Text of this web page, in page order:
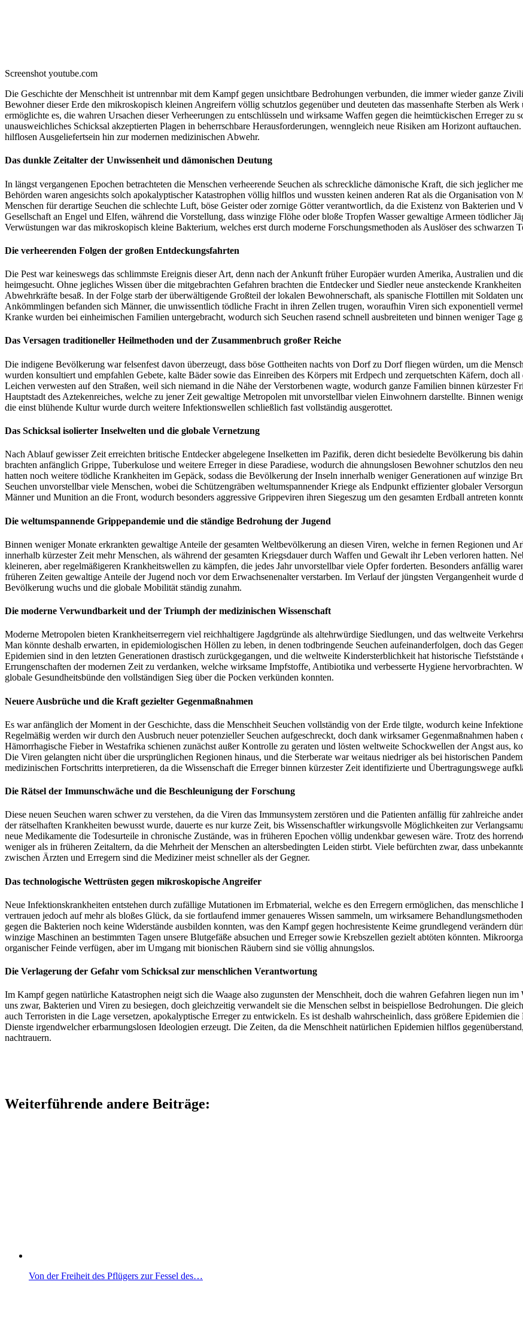
Screenshot youtube.com
Die Geschichte der Menschheit ist untrennbar mit dem Kampf gegen unsichtbare Bedrohungen verbunden, die immer wieder ganze
Bewohner dieser Erde den mikroskopisch kleinen Angreifern völlig schutzlos gegenüber und deuteten das massenhafte Sterben als
ermöglichte es, die wahren Ursachen dieser Verheerungen zu entschlüsseln und wirksame Waffen gegen die heimtückischen Erreger zu
unausweichliches Schicksal akzeptierten Plagen in beherrschbare Herausforderungen, wenngleich neue Risiken am Horizont
hilflosen Ausgeliefertsein hin zur modernen medizinischen Abwehr.
Das dunkle Zeitalter der Unwissenheit und dämonischen Deutung
In längst vergangenen Epochen betrachteten die Menschen verheerende Seuchen als schreckliche dämonische Kraft, die sich jeglicher
Behörden waren angesichts solch apokalyptischer Katastrophen völlig hilflos und wussten keinen anderen Rat als die Organisation von
Menschen für derartige Seuchen die schlechte Luft, böse Geister oder zornige Götter verantwortlich, da die Existenz von Bakterien
Gesellschaft an Engel und Elfen, während die Vorstellung, dass winzige Flöhe oder bloße Tropfen Wasser gewaltige Armeen tödlicher
Verwüstungen war das mikroskopisch kleine Bakterium, welches erst durch moderne Forschungsmethoden als Auslöser des schwarzen
Die verheerenden Folgen der großen Entdeckungsfahrten
Die Pest war keineswegs das schlimmste Ereignis dieser Art, denn nach der Ankunft früher Europäer wurden Amerika, Australien und
heimgesucht. Ohne jegliches Wissen über die mitgebrachten Gefahren brachten die Entdecker und Siedler neue ansteckende
Abwehrkräfte besaß. In der Folge starb der überwältigende Großteil der lokalen Bewohnerschaft, als spanische Flottillen mit Soldaten
Ankömmlingen befanden sich Männer, die unwissentlich tödliche Fracht in ihren Zellen trugen, woraufhin Viren sich exponentiell
Kranke wurden bei einheimischen Familien untergebracht, wodurch sich Seuchen rasend schnell ausbreiteten und binnen weniger Tage
Das Versagen traditioneller Heilmethoden und der Zusammenbruch großer Reiche
Die indigene Bevölkerung war felsenfest davon überzeugt, dass böse Gottheiten nachts von Dorf zu Dorf fliegen würden, um die
wurden konsultiert und empfahlen Gebete, kalte Bäder sowie das Einreiben des Körpers mit Erdpech und zerquetschten Käfern, doch
Leichen verwesten auf den Straßen, weil sich niemand in die Nähe der Verstorbenen wagte, wodurch ganze Familien binnen kürzester
Hauptstadt des Aztekenreiches, welche zu jener Zeit gewaltige Metropolen mit unvorstellbar vielen Einwohnern darstellte. Binnen
die einst blühende Kultur wurde durch weitere Infektionswellen schließlich fast vollständig ausgerottet.
Das Schicksal isolierter Inselwelten und die globale Vernetzung
Nach Ablauf gewisser Zeit erreichten britische Entdecker abgelegene Inselketten im Pazifik, deren dicht besiedelte Bevölkerung bis
brachten anfänglich Grippe, Tuberkulose und weitere Erreger in diese Paradiese, wodurch die ahnungslosen Bewohner schutzlos den
hatten noch weitere tödliche Krankheiten im Gepäck, sodass die Bevölkerung der Inseln innerhalb weniger Generationen auf winzige
Seuchen unvorstellbar viele Menschen, wobei die Schützengräben weltumspannender Kriege als Endpunkt effizienter globaler
Männer und Munition an die Front, wodurch besonders aggressive Grippeviren ihren Siegeszug um den gesamten Erdball antreten
Die weltumspannende Grippepandemie und die ständige Bedrohung der Jugend
Binnen weniger Monate erkrankten gewaltige Anteile der gesamten Weltbevölkerung an diesen Viren, welche in fernen Regionen und
innerhalb kürzester Zeit mehr Menschen, als während der gesamten Kriegsdauer durch Waffen und Gewalt ihr Leben verloren hatten.
kleineren, aber regelmäßigeren Krankheitswellen zu kämpfen, die jedes Jahr unvorstellbar viele Opfer forderten. Besonders anfällig
früheren Zeiten gewaltige Anteile der Jugend noch vor dem Erwachsenenalter verstarben. Im Verlauf der jüngsten Vergangenheit
Bevölkerung wuchs und die globale Mobilität ständig zunahm.
Die moderne Verwundbarkeit und der Triumph der medizinischen Wissenschaft
Moderne Metropolen bieten Krankheitserregern viel reichhaltigere Jagdgründe als altehrwürdige Siedlungen, und das weltweite
Man könnte deshalb erwarten, in epidemiologischen Höllen zu leben, in denen todbringende Seuchen aufeinanderfolgen, doch das
Epidemien sind in den letzten Generationen drastisch zurückgegangen, und die weltweite Kindersterblichkeit hat historische
Errungenschaften der modernen Zeit zu verdanken, welche wirksame Impfstoffe, Antibiotika und verbesserte Hygiene hervorbrachten.
globale Gesundheitsbünde den vollständigen Sieg über die Pocken verkünden konnten.
Neuere Ausbrüche und die Kraft gezielter Gegenmaßnahmen
Es war anfänglich der Moment in der Geschichte, dass die Menschheit Seuchen vollständig von der Erde tilgte, wodurch keine
Regelmäßig werden wir durch den Ausbruch neuer potenzieller Seuchen aufgeschreckt, doch dank wirksamer Gegenmaßnahmen
Hämorrhagische Fieber in Westafrika schienen zunächst außer Kontrolle zu geraten und lösten weltweite Schockwellen der Angst aus,
Die Viren gelangten nicht über die ursprünglichen Regionen hinaus, und die Sterberate war weitaus niedriger als bei historischen
medizinischen Fortschritts interpretieren, da die Wissenschaft die Erreger binnen kürzester Zeit identifizierte und Übertragungswege
Die Rätsel der Immunschwäche und die Beschleunigung der Forschung
Diese neuen Seuchen waren schwer zu verstehen, da die Viren das Immunsystem zerstören und die Patienten anfällig für zahlreiche
der rätselhaften Krankheiten bewusst wurde, dauerte es nur kurze Zeit, bis Wissenschaftler wirkungsvolle Möglichkeiten zur
neue Medikamente die Todesurteile in chronische Zustände, was in früheren Epochen völlig undenkbar gewesen wäre. Trotz des
weniger als in früheren Zeitaltern, da die Mehrheit der Menschen an altersbedingten Leiden stirbt. Viele befürchten zwar, dass
zwischen Ärzten und Erregern sind die Mediziner meist schneller als der Gegner.
Das technologische Wettrüsten gegen mikroskopische Angreifer
Neue Infektionskrankheiten entstehen durch zufällige Mutationen im Erbmaterial, welche es den Erregern ermöglichen, das
vertrauen jedoch auf mehr als bloßes Glück, da sie fortlaufend immer genaueres Wissen sammeln, um wirksamere
gegen die Bakterien noch keine Widerstände ausbilden konnten, was den Kampf gegen hochresistente Keime grundlegend verändern
winzige Maschinen an bestimmten Tagen unsere Blutgefäße absuchen und Erreger sowie Krebszellen gezielt abtöten könnten.
organischer Feinde verfügen, aber im Umgang mit bionischen Räubern sind sie völlig ahnungslos.
Die Verlagerung der Gefahr vom Schicksal zur menschlichen Verantwortung
Im Kampf gegen natürliche Katastrophen neigt sich die Waage also zugunsten der Menschheit, doch die wahren Gefahren liegen nun
uns zwar, Bakterien und Viren zu besiegen, doch gleichzeitig verwandelt sie die Menschen selbst in beispiellose Bedrohungen. Die
auch Terroristen in die Lage versetzen, apokalyptische Erreger zu entwickeln. Es ist deshalb wahrscheinlich, dass größere Epidemien
Dienste irgendwelcher erbarmungslosen Ideologien erzeugt. Die Zeiten, da die Menschheit natürlichen Epidemien hilflos
nachtrauern.
Weiterführende andere Beiträge:
Von der Freiheit des Pflügers zur Fessel des…